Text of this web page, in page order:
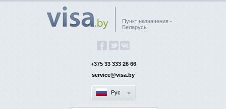
Пункт назначения -
Беларусь
+375 33 333 26 66
service@visa.by
Рус